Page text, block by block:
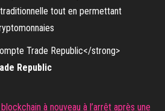
tout en permettant
Republic
à nouveau à l’arrêt après une